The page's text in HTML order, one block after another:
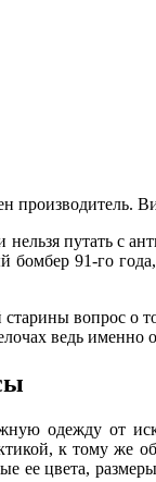
производитель.
путать с
91-го
вопрос о
ведь именно
одежду от
к тому же
ее цвета,